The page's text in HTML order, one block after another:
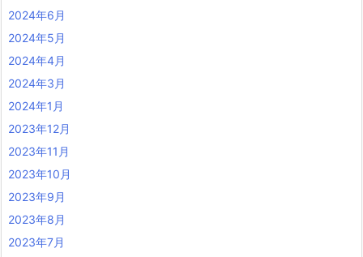
2024年6月
2024年5月
2024年4月
2024年3月
2024年1月
2023年12月
2023年11月
2023年10月
2023年9月
2023年8月
2023年7月